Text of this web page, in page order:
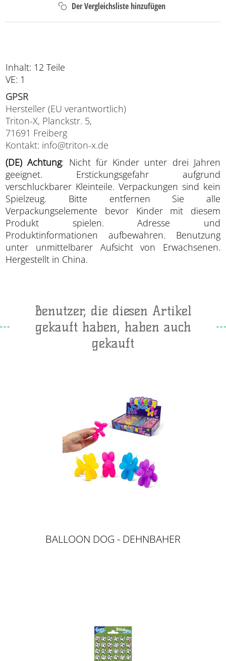
Inhalt: 12 Teile
VE: 1
GPSR
Hersteller (EU verantwortlich)
Triton-X, Planckstr. 5,
71691 Freiberg
Kontakt: info@triton-x.de
(DE) Achtung: Nicht für Kinder unter drei Jahren
geeignet. Erstickungsgefahr aufgrund
verschluckbarer Kleinteile. Verpackungen sind kein
Spielzeug. Bitte entfernen Sie alle
Verpackungselemente bevor Kinder mit diesem
Produkt spielen. Adresse und
Produktinformationen aufbewahren. Benutzung
unter unmittelbarer Aufsicht von Erwachsenen.
Hergestellt in China.
Benutzer, die diesen Artikel
gekauft haben, haben auch
gekauft
BALLOON DOG - DEHNBAHER